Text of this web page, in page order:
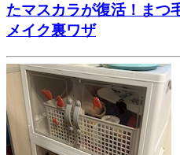
たマスカラが復活！まつ
メイク裏ワザ